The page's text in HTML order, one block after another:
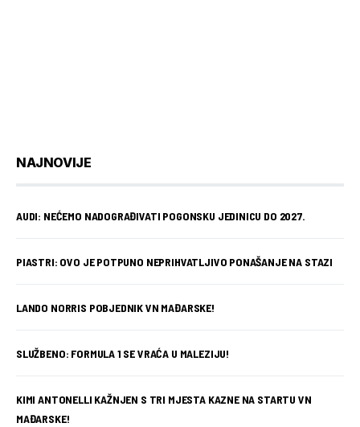
NAJNOVIJE
AUDI: NEĆEMO NADOGRAĐIVATI POGONSKU JEDINICU DO 2027.
PIASTRI: OVO JE POTPUNO NEPRIHVATLJIVO PONAŠANJE NA STAZI
LANDO NORRIS POBJEDNIK VN MAĐARSKE!
SLUŽBENO: FORMULA 1 SE VRAĆA U MALEZIJU!
KIMI ANTONELLI KAŽNJEN S TRI MJESTA KAZNE NA STARTU VN
MAĐARSKE!